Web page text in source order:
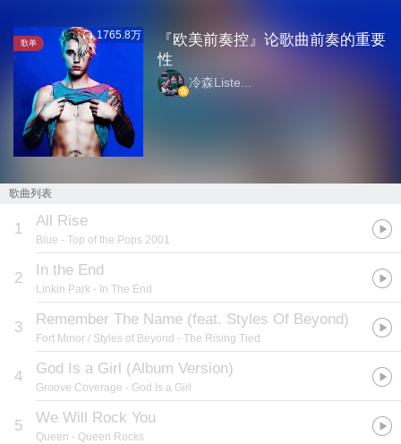
歌单
1765.8万
『欧美前奏控』论歌曲前奏的重要
性
冷森Liste...
歌曲列表
1 All Rise
Blue - Top of the Pops 2001
2 In the End
Linkin Park - In The End
3 Remember The Name (feat. Styles Of Beyond)
Fort Minor / Styles of Beyond - The Rising Tied
4 God Is a Girl (Album Version)
Groove Coverage - God Is a Girl
5 We Will Rock You
Queen - Queen Rocks